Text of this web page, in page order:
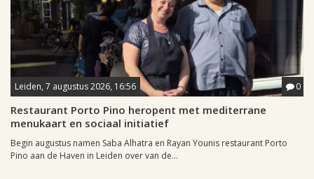
Leiden, 7 augustus 2026, 16:56 0
Restaurant Porto Pino heropent met mediterrane
menukaart en sociaal initiatief
Begin augustus namen Saba Alhatra en Rayan Younis restaurant Porto
Pino aan de Haven in Leiden over van de...